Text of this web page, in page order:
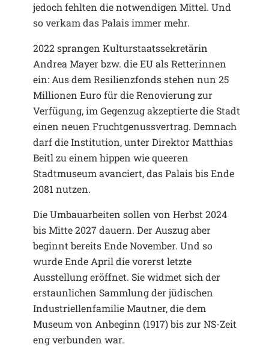
jedoch fehlten die notwendigen Mittel. Und
so verkam das Palais immer mehr.
2022 sprangen Kulturstaatssekretärin
Andrea Mayer bzw. die EU als Retterinnen
ein: Aus dem Resilienzfonds stehen nun 25
Millionen Euro für die Renovierung zur
Verfügung, im Gegenzug akzeptierte die Stadt
einen neuen Fruchtgenussvertrag. Demnach
darf die Institution, unter Direktor Matthias
Beitl zu einem hippen wie queeren
Stadtmuseum avanciert, das Palais bis Ende
2081 nutzen.
Die Umbauarbeiten sollen von Herbst 2024
bis Mitte 2027 dauern. Der Auszug aber
beginnt bereits Ende November. Und so
wurde Ende April die vorerst letzte
Ausstellung eröffnet. Sie widmet sich der
erstaunlichen Sammlung der jüdischen
Industriellenfamilie Mautner, die dem
Museum von Anbeginn (1917) bis zur NS-Zeit
eng verbunden war.